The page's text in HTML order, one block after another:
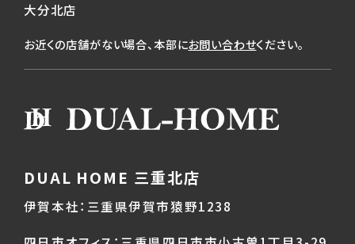
大分北店
お近くの店舗がない場合、本部にお問い合わせください。
DUAL HOME 三重北店
伊賀本社：三重県伊賀市猿野1238